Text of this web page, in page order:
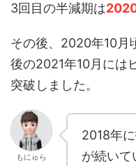
3回目の半減期は
その後、2020年10月
後の2021年10月には
突破しました。
もにゅら
2018年
が続いて